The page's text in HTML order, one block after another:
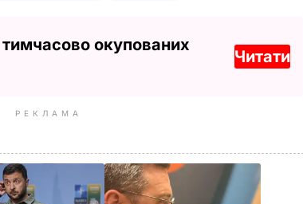
окупованих
Читати
РЕКЛАМА